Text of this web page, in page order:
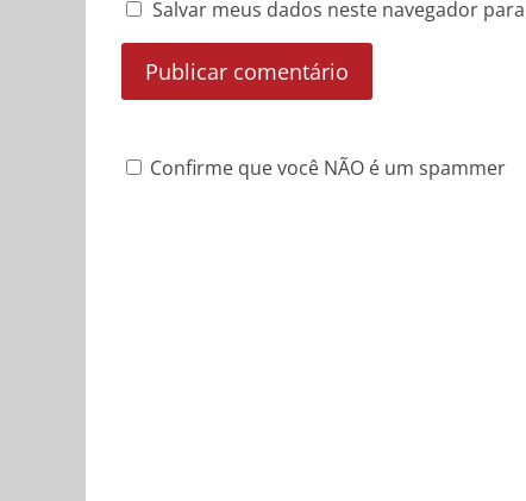
Salvar meus dados neste navegador
Confirme que você NÃO é um spammer